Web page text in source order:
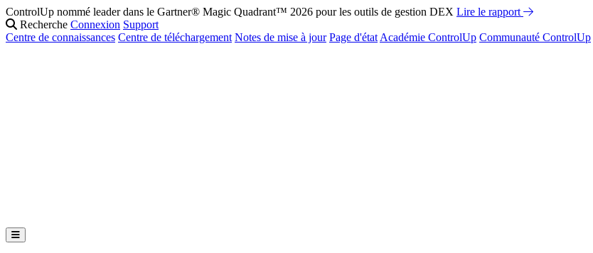
ControlUp nommé leader dans le Gartner® Magic Quadrant™ 2026 pour les outils de gestion DEX Lire le rapport
Recherche Connexion Support
Centre de connaissances Centre de téléchargement Notes de mise à jour Page d'état Académie ControlUp Communauté ControlUp